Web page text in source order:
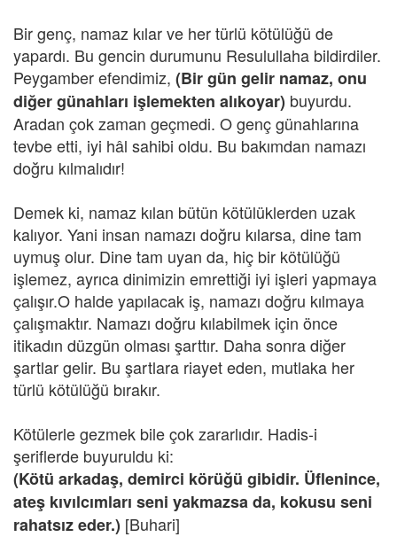
Bir genç, namaz kılar ve her türlü kötülüğü de
yapardı. Bu gencin durumunu Resulullaha bildirdiler.
Peygamber efendimiz, (Bir gün gelir namaz, onu
diğer günahları işlemekten alıkoyar) buyurdu.
Aradan çok zaman geçmedi. O genç günahlarına
tevbe etti, iyi hâl sahibi oldu. Bu bakımdan namazı
doğru kılmalıdır!
Demek ki, namaz kılan bütün kötülüklerden uzak
kalıyor. Yani insan namazı doğru kılarsa, dine tam
uymuş olur. Dine tam uyan da, hiç bir kötülüğü
işlemez, ayrıca dinimizin emrettiği iyi işleri yapmaya
çalışır.O halde yapılacak iş, namazı doğru kılmaya
çalışmaktır. Namazı doğru kılabilmek için önce
itikadın düzgün olması şarttır. Daha sonra diğer
şartlar gelir. Bu şartlara riayet eden, mutlaka her
türlü kötülüğü bırakır.
Kötülerle gezmek bile çok zararlıdır. Hadis-i
şeriflerde buyuruldu ki:
(Kötü arkadaş, demirci körüğü gibidir. Üflenince,
ateş kıvılcımları seni yakmazsa da, kokusu seni
rahatsız eder.) [Buhari]